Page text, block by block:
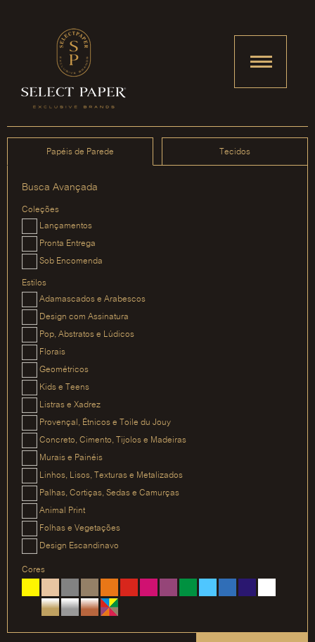
Papéis de Parede Tecidos
Busca Avançada
Coleções
Lançamentos
Pronta Entrega
Sob Encomenda
Estilos
Adamascados e Arabescos
Design com Assinatura
Pop, Abstratos e Lúdicos
Florais
Geométricos
Kids e Teens
Listras e Xadrez
Provençal, Étnicos e Toile du Jouy
Concreto, Cimento, Tijolos e Madeiras
Murais e Painéis
Linhos, Lisos, Texturas e Metalizados
Palhas, Cortiças, Sedas e Camurças
Animal Print
Folhas e Vegetações
Design Escandinavo
Cores